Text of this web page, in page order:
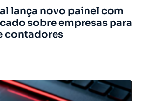
lança novo painel com
sobre empresas para
contadores